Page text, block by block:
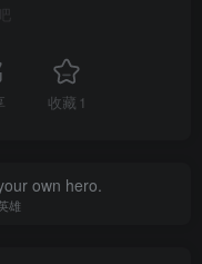
收藏 1
own hero.
雄